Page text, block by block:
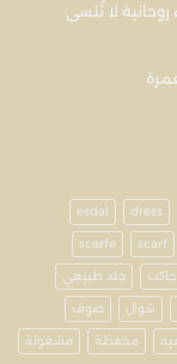
لا تُنسى
dress
esdal
scarf
scarfe
جلد طبيعي
شوال صوف
محفظة مشغولة